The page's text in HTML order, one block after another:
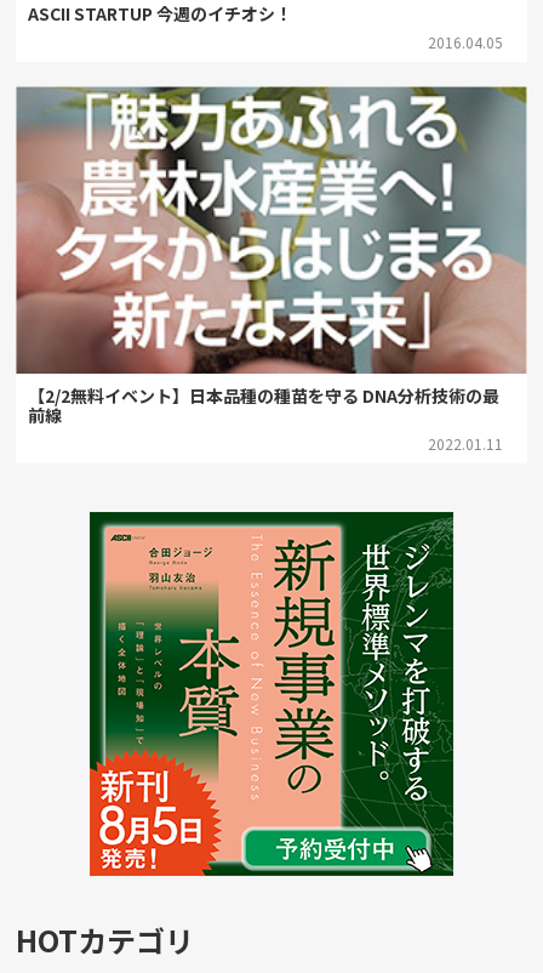
ASCII STARTUP 今週のイチオシ！
2016.04.05
【2/2無料イベント】日本品種の種苗を守る DNA分析技術の最
前線
2022.01.11
HOTカテゴリ